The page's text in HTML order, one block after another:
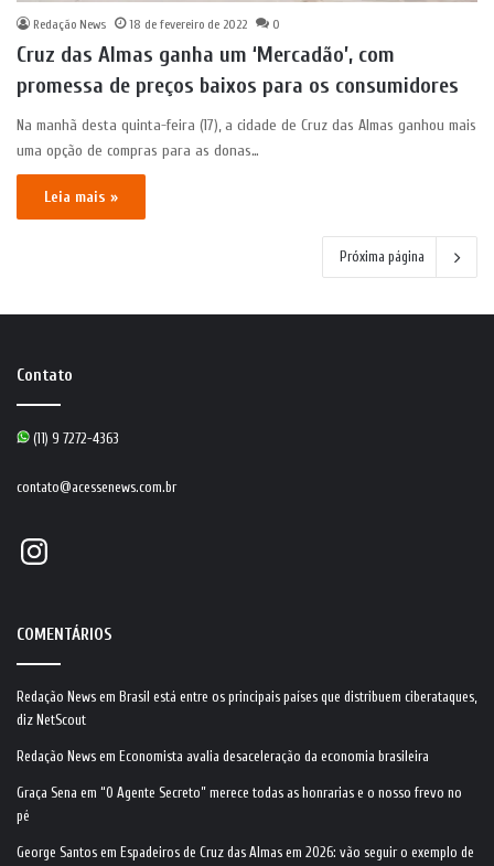
Redação News 18 de fevereiro de 2022 0
Cruz das Almas ganha um ‘Mercadão’, com
promessa de preços baixos para os consumidores
Na manhã desta quinta-feira (17), a cidade de Cruz das Almas ganhou mais
uma opção de compras para as donas…
Leia mais »
Próxima página
Contato
(11) 9 7272-4363
contato@acessenews.com.br
Instagram
COMENTÁRIOS
Redação News em Brasil está entre os principais países que distribuem ciberataques,
diz NetScout
Redação News em Economista avalia desaceleração da economia brasileira
Graça Sena em “O Agente Secreto” merece todas as honrarias e o nosso frevo no
pé
George Santos em Espadeiros de Cruz das Almas em 2026: vão seguir o exemplo de